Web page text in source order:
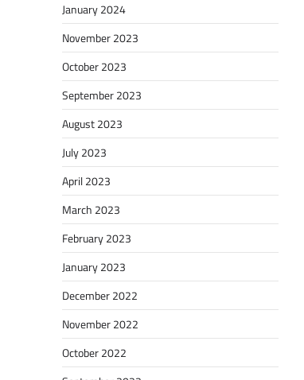
January 2024
November 2023
October 2023
September 2023
August 2023
July 2023
April 2023
March 2023
February 2023
January 2023
December 2022
November 2022
October 2022